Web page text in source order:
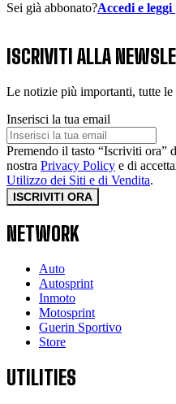
Sei già abbonato?Accedi e leggi
ISCRIVITI ALLA
Le notizie più importanti, tutte le
Inserisci la tua email
Premendo il tasto “Iscriviti ora”
nostra Privacy Policy e di
Utilizzo dei Siti e di Vendita.
ISCRIVITI ORA
NETWORK
Auto
Autosprint
Inmoto
Motosprint
Guerin Sportivo
Store
UTILITIES